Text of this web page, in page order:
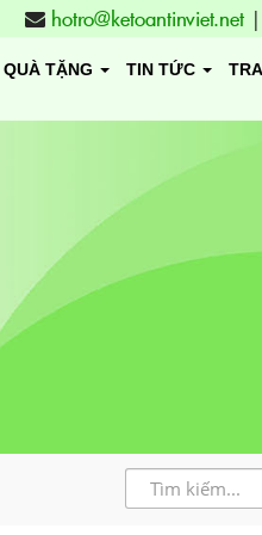
hotro@ketoantinviet.net |
QUÀ TẶNG TIN TỨC